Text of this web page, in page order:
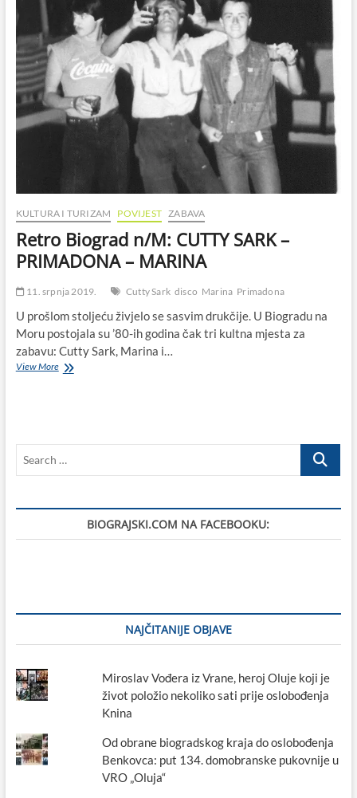
KULTURA I TURIZAM POVIJEST ZABAVA
Retro Biograd n/M: CUTTY SARK –
PRIMADONA – MARINA
11. srpnja 2019. Cutty Sark disco Marina Primadona
U prošlom stoljeću živjelo se sasvim drukčije. U Biogradu na
Moru postojala su ’80-ih godina čak tri kultna mjesta za
zabavu: Cutty Sark, Marina i…
View MoreRetro
–
Search
BIOGRAJSKI.COM NA FACEBOOKU:
NAJČITANIJE OBJAVE
Miroslav Vođera iz Vrane, heroj Oluje koji je
život položio nekoliko sati prije oslobođenja
Knina
Od obrane biogradskog kraja do oslobođenja
Benkovca: put 134. domobranske pukovnije u
VRO „Oluja“